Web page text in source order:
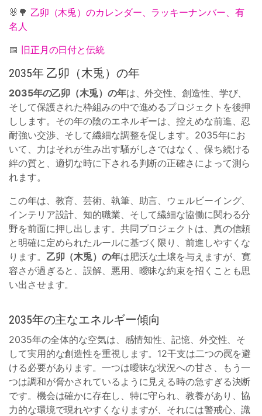
🐰🌳 乙卯（木兎）のカレンダー、ラッキーナンバー、有
名人
📅
旧正月の日付と伝統
2035年 乙卯（木兎）の年
2035年の乙卯（木兎）の年は、外交性、創造性、学び、
そして保護された枠組みの中で進めるプロジェクトを後押
しします。その年の陰のエネルギーは、控えめな前進、忍
耐強い交渉、そして繊細な調整を促します。2035年にお
いて、力はそれが生み出す騒がしさではなく、保ち続ける
絆の質と、適切な時に下される判断の正確さによって測ら
れます。
この年は、教育、芸術、執筆、助言、ウェルビーイング、
インテリア設計、知的職業、そして繊細な協働に関わる分
野を前面に押し出します。共同プロジェクトは、真の信頼
と明確に定められたルールに基づく限り、前進しやすくな
ります。 乙卯（木兎）の年は肥沃な土壌を与えますが、寛
容さが過ぎると、誤解、悪用、曖昧な約束を招くことも思
い出させます。
2035年の主なエネルギー傾向
2035年の全体的な空気は、感情知性、記憶、外交性、そ
して実用的な創造性を重視します。12干支は二つの罠を避
ける必要があります。一つは曖昧な状況への甘さ、もう一
つは調和が脅かされているように見える時の急すぎる決断
です。機会は確かに存在し、特に守られ、教養があり、協
力的な環境で現れやすくなりますが、それには警戒心、識